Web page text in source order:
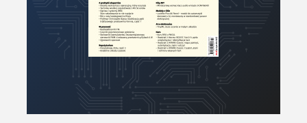
Pomiary i testy
Projektowanie